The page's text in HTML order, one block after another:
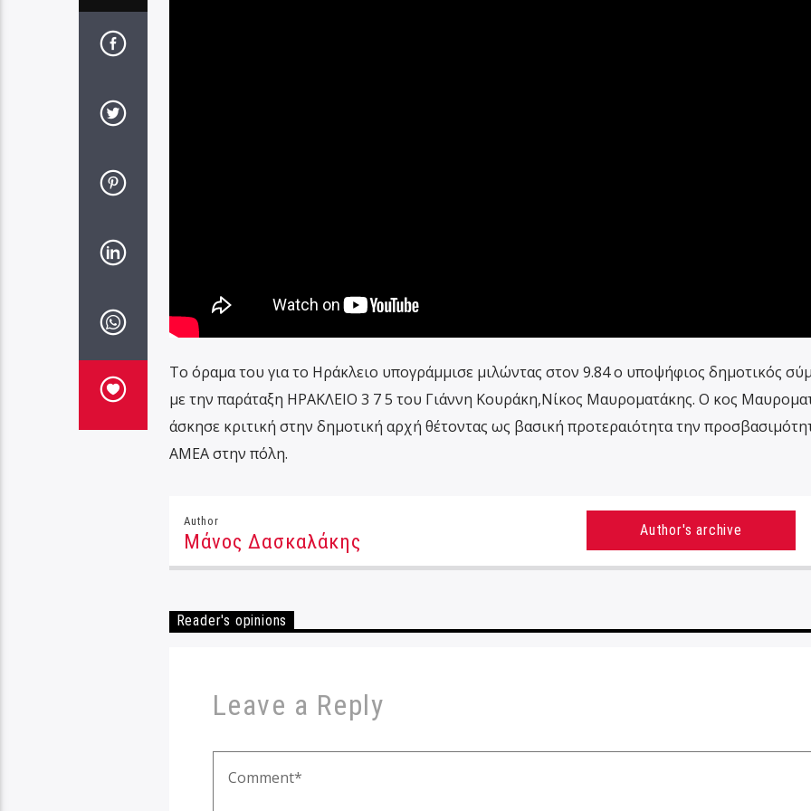
Το όραμα του για το Ηράκλειο υπογράμμισε μιλώντας στον 9.84 ο υποψήφιος δημοτικός
με την παράταξη ΗΡΑΚΛΕΙΟ 3 7 5 του Γιάννη Κουράκη,Νίκος Μαυροματάκης. Ο κος
άσκησε κριτική στην δημοτική αρχή θέτοντας ως βασική προτεραιότητα την
ΑΜΕΑ στην πόλη.
Author
Μάνος Δασκαλάκης Author's archive
Reader's opinions
Leave a Reply